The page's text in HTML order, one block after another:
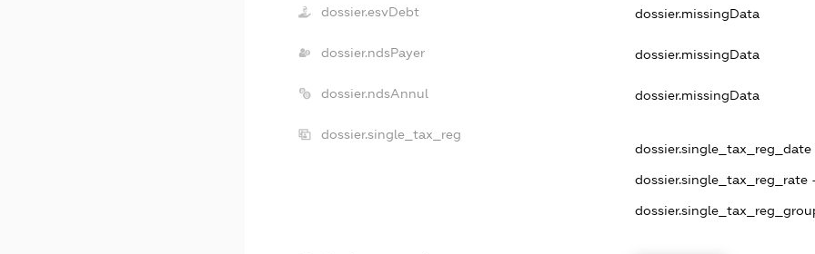
dossier.esvDebt dossier.missingData
dossier.ndsPayer dossier.missingData
dossier.ndsAnnul dossier.missingData
dossier.single_tax_reg
dossier.single_tax_reg_date -
dossier.single_tax_reg_rate